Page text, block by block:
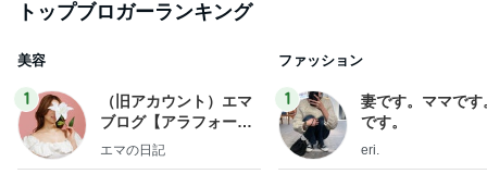
トップブロガーランキング
美容
1
（旧アカウント）エマ
ブログ【アラフォー会
社売却セカンドライ
エマの日記
ファッション
1
妻です。ママです
です。
eri.